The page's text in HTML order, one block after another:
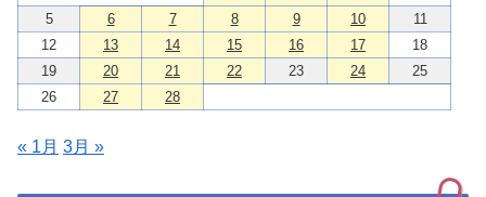
5
6 7 8 9 10
11
12
13 14 15 16 17
18
19
20 21 22 23 24
25
26
27 28
« 1月 3月 »